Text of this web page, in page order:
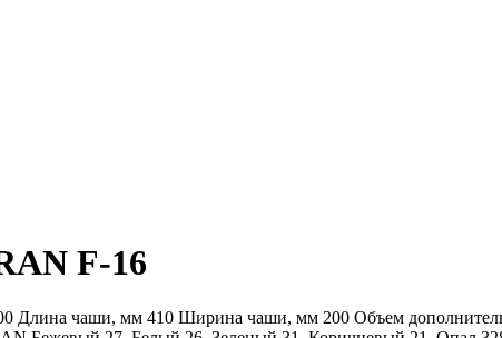
F-16
Длина чаши, мм 410 Ширина чаши, мм 200 Объем